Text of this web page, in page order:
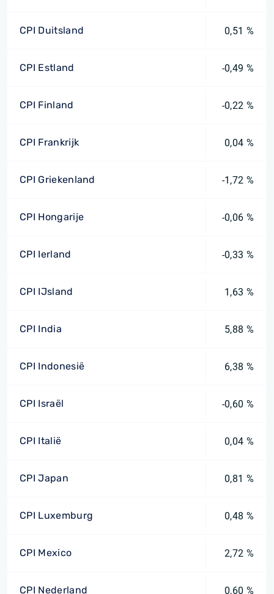
CPI Duitsland 0,51 %
CPI Estland -0,49 %
CPI Finland -0,22 %
CPI Frankrijk 0,04 %
CPI Griekenland -1,72 %
CPI Hongarije -0,06 %
CPI Ierland -0,33 %
CPI IJsland 1,63 %
CPI India 5,88 %
CPI Indonesië 6,38 %
CPI Israël -0,60 %
CPI Italië 0,04 %
CPI Japan 0,81 %
CPI Luxemburg 0,48 %
CPI Mexico 2,72 %
CPI Nederland 0,60 %